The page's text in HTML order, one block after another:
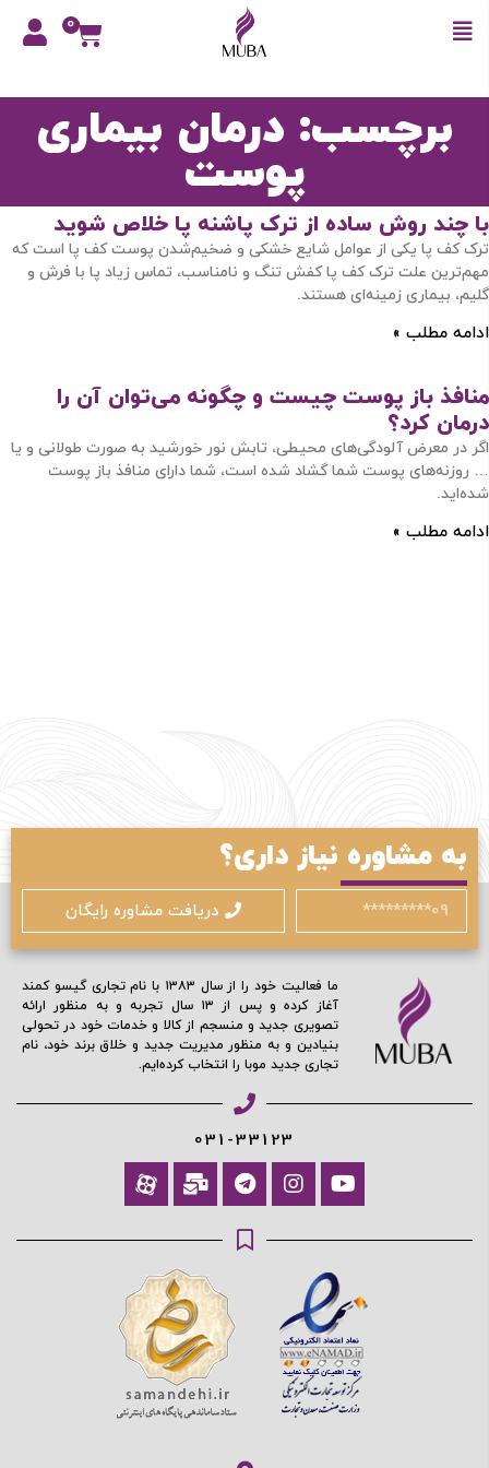
0
برچسب: درمان بیماری
پوست
با چند روش ساده از ترک پاشنه پا خلاص شوید
ترک کف پا یکی از عوامل شایع خشکی و ضخیم‌شدن پوست کف پا است که
مهم‌ترین علت ترک کف پا کفش تنگ و نامناسب، تماس زیاد پا با فرش و
گلیم، بیماری زمینه‌ای هستند.
ادامه مطلب »
منافذ باز پوست چیست و چگونه می‌توان آن را
درمان کرد؟
اگر در معرض آلودگی‌های محیطی، تابش نور خورشید به صورت طولانی و یا
… روزنه‌های پوست شما گشاد شده است، شما دارای منافذ باز پوست
شده‌اید.
ادامه مطلب »
به مشاوره نیاز داری؟
دریافت مشاوره رایگان
ما فعالیت خود را از سال ۱۳۸۳ با نام تجاری گیسو کمند
آغاز کرده و پس از ۱۳ سال تجربه و به منظور ارائه
تصویری جدید و منسجم از کالا و خدمات خود در تحولی
بنیادین و به منظور مدیریت جدید و خلاق برند خود، نام
تجاری جدید موبا را انتخاب کرده‌ایم.
031-33123
مرا به خاطر بسپار
ادامه دهید
آیا هنوز عضو نشده اید؟ اکنون ثبت نام کنید